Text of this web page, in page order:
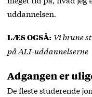
uddannelsen.
LÆS OGSÅ: Vi brune
på ALI-uddannelserne
Adgangen er
De fleste studerende